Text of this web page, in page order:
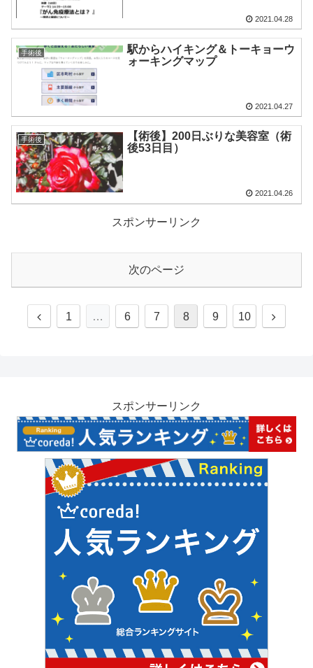
2021.04.28
手術後
駅からハイキング＆トーキョーウ
ォーキングマップ
2021.04.27
手術後
【術後】200日ぶりな美容室（術
後53日目）
2021.04.26
スポンサーリンク
次のページ
1 … 6 7 8 9 10
スポンサーリンク